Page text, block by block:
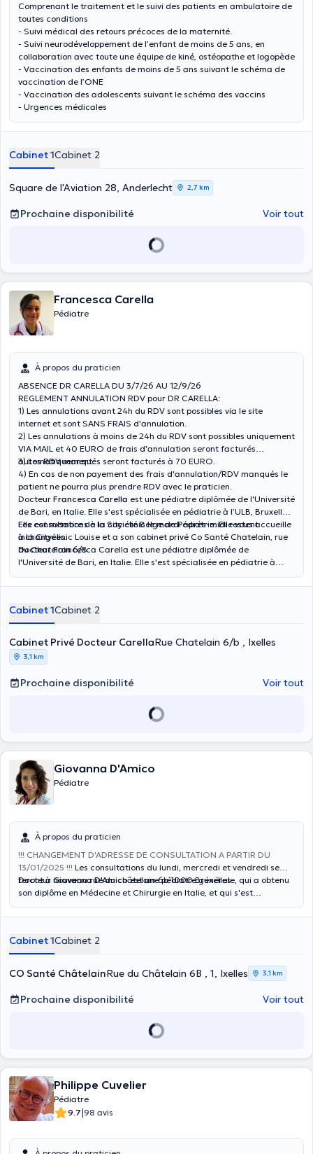
Comprenant le traitement et le suivi des patients en ambulatoire de
toutes conditions
- Suivi médical des retours précoces de la maternité.
- Suivi neurodéveloppement de l’enfant de moins de 5 ans, en
collaboration avec toute une équipe de kiné, ostéopathe et logopède
- Vaccination des enfants de moins de 5 ans suivant le schéma de
vaccination de l’ONE
- Vaccination des adolescents suivant le schéma des vaccins
- Urgences médicales
Cabinet 1Cabinet 2
Square de l'Aviation 28, Anderlecht 2,7 km
Prochaine disponibilité Voir tout
Francesca Carella
Pédiatre
À propos du praticien
ABSENCE DR CARELLA DU 3/7/26 AU 12/9/26
REGLEMENT ANNULATION RDV pour DR CARELLA:
1) Les annulations avant 24h du RDV sont possibles via le site
internet et sont SANS FRAIS d'annulation.
2) Les annulations à moins de 24h du RDV sont possibles uniquement
VIA MAIL et 40 EURO de frais d'annulation seront facturés
automatiquement.
3) Les RDV manqués seront facturés à 70 EURO.
4) En cas de non payement des frais d'annulation/RDV manqués le
patient ne pourra plus prendre RDV avec le praticien.
Docteur Francesca Carella est une pédiatre diplômée de l'Université
de Bari, en Italie. Elle s'est spécialisée en pédiatrie à l’ULB, Bruxelles.
Elle est membre de la Société Belge de Pédiatrie. Elle vous accueille
à la Cityclinic Louise et a son cabinet privé Co Santé Chatelain, rue
du Chatelain 6/B.
Les consultations à la city clinic le mardi après-midi restent
inchangées.
Docteur Francesca Carella est une pédiatre diplômée de
l'Université de Bari, en Italie. Elle s'est spécialisée en pédiatrie à
Elle vous accueille à la Cityclinic Louise et a son cabinet privé Co
Cabinet 1Cabinet 2
Cabinet Privé Docteur CarellaRue Chatelain 6/b , Ixelles
3,1 km
Prochaine disponibilité Voir tout
Giovanna D'Amico
Pédiatre
À propos du praticien
!!! CHANGEMENT D'ADRESSE DE CONSULTATION A PARTIR DU
13/01/2025 !!! Les consultations du lundi, mercredi et vendredi se
feront à nouveau rue du châtelain 6b 1000 Bruxelles.
Docteur Giovanna D'Amicoest une pédiatre générale, qui a obtenu
son diplôme en Médecine et Chirurgie en Italie, et qui s'est
Elle reçoit les enfants de 0-16 ans. Les consultations sont
Chatelain, Rue du Chatelain 6B ou à la City Clinic CHIREC, Av. Louise
235B, Bruxelles.
Cabinet 1Cabinet 2
CO Santé ChâtelainRue du Châtelain 6B , 1, Ixelles 3,1 km
Prochaine disponibilité Voir tout
Philippe Cuvelier
Pédiatre
9.7|98 avis